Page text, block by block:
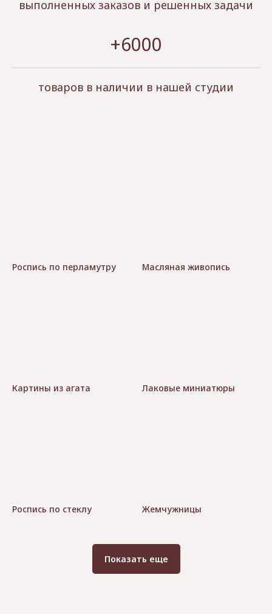
выполненных заказов и решенных задачи
+6000
товаров в наличии в нашей студии
Роспись по перламутру Масляная живопись
Картины из агата Лаковые миниатюры
Роспись по стеклу Жемчужницы
Показать еще